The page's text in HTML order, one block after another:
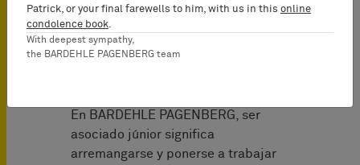
a la profesión.
En BARDEHLE PAGENBERG, ser
asociado júnior significa
arremangarse y ponerse a trabajar
Patrick, or your final farewells to him, with us in this online
condolence book.
With deepest sympathy,
the BARDEHLE PAGENBERG team